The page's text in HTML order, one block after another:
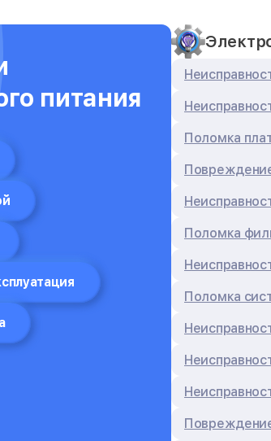
питания
Поломка
Поломка
Поломка